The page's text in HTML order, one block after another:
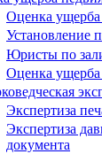
Оценка ущерба
Установление
Юристы по
Оценка ущерба
Экспертиза
Экспертиза
документа